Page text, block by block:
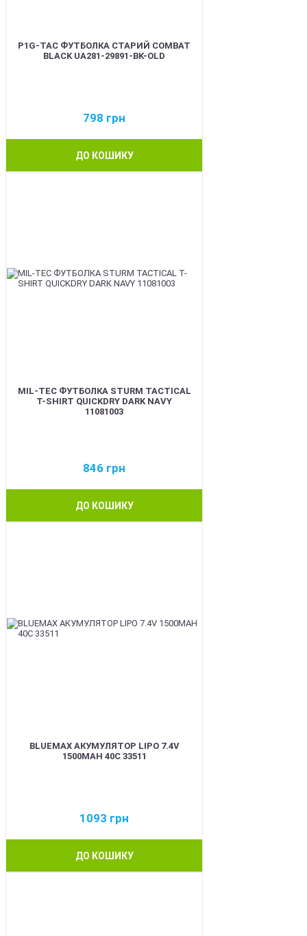
P1G-TAC ФУТБОЛКА СТАРИЙ COMBAT
BLACK UA281-29891-BK-OLD
798 грн
ДО КОШИКУ
MIL-TEC ФУТБОЛКА STURM TACTICAL
T-SHIRT QUICKDRY DARK NAVY
11081003
846 грн
ДО КОШИКУ
BLUEMAX АКУМУЛЯТОР LIPO 7.4V
1500MAH 40C 33511
1093 грн
ДО КОШИКУ